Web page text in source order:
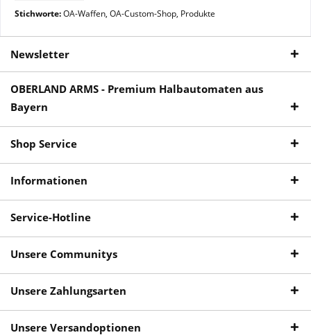
Stichworte:OA-Waffen, OA-Custom-Shop, Produkte
Newsletter
OBERLAND ARMS - Premium Halbautomaten aus
Bayern
Shop Service
Informationen
Service-Hotline
Unsere Communitys
Unsere Zahlungsarten
Unsere Versandoptionen